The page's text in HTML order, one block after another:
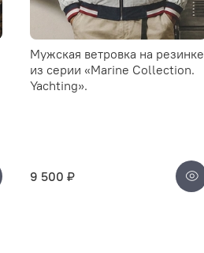
Мужская ветровка на резинке
из серии «Marine Collection.
Yachting».
9 500 ₽